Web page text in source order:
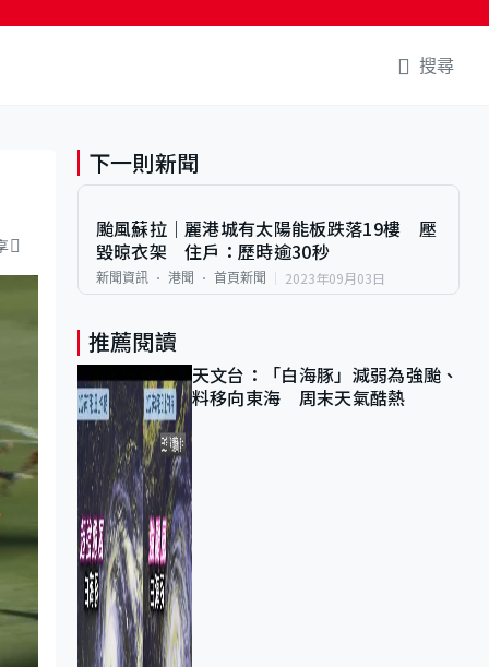
搜尋
下一則新聞
颱風蘇拉｜麗港城有太陽能板跌落19樓 壓
毀晾衣架 住戶：歷時逾30秒
新聞資訊 港聞 首頁新聞 2023年09月03日
推薦閱讀
天文台：「白海豚」減弱為強颱、
料移向東海 周末天氣酷熱